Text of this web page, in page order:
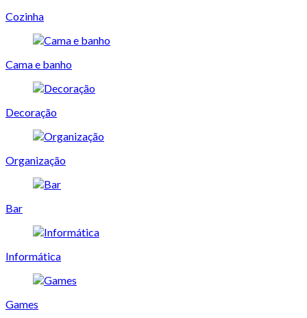
Cozinha
Cama e banho
Decoração
Organização
Bar
Informática
Games